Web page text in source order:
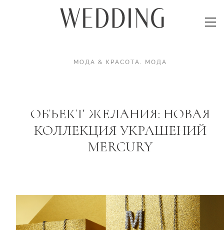
МОДА & КРАСОТА. МОДА
ОБЪЕКТ ЖЕЛАНИЯ: НОВАЯ
КОЛЛЕКЦИЯ УКРАШЕНИЙ
MERCURY